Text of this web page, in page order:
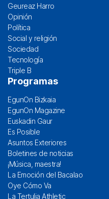
Geureaz Harro
Opinión
Política
Social y religión
Sociedad
Tecnología
Triple B
Programas
EgunOn Bizkaia
EgunOn Magazine
Euskadin Gaur
Es Posible
Asuntos Exteriores
Boletines de noticias
¡Música, maestra!
La Emoción del Bacalao
Oye Cómo Va
La Tertulia Athletic